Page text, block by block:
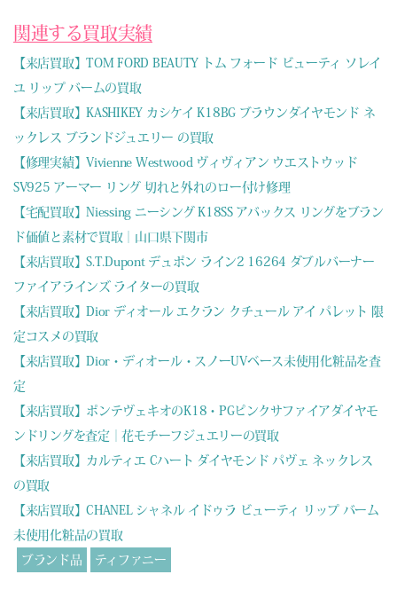
関連する買取実績
【来店買取】TOM FORD BEAUTY トム フォード ビューティ ソレイ
ユ リップ バームの買取
【来店買取】KASHIKEY カシケイ K18BG ブラウンダイヤモンド ネ
ックレス ブランドジュエリー の買取
【修理実績】Vivienne Westwood ヴィヴィアン ウエストウッド
SV925 アーマー リング 切れと外れのロー付け修理
【宅配買取】Niessing ニーシング K18SS アバックス リングをブラン
ド価値と素材で買取｜山口県下関市
【来店買取】S.T.Dupont デュポン ライン2 16264 ダブルバーナー
ファイアラインズ ライターの買取
【来店買取】Dior ディオール エクラン クチュール アイ パレット 限
定コスメの買取
【来店買取】Dior・ディオール・スノーUVベース未使用化粧品を査
定
【来店買取】ポンテヴェキオのK18・PGピンクサファイアダイヤモ
ンドリングを査定｜花モチーフジュエリーの買取
【来店買取】カルティエ Cハート ダイヤモンド パヴェ ネックレス
の買取
【来店買取】CHANEL シャネル イドゥラ ビューティ リップ バーム
未使用化粧品の買取
ブランド品
ティファニー